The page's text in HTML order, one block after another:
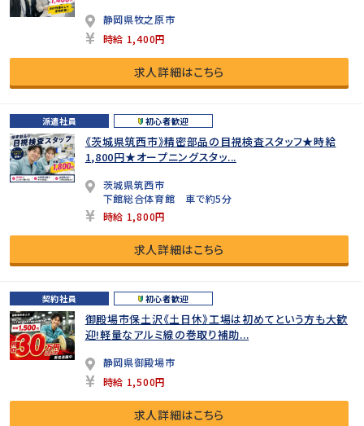
静岡県牧之原市
時給 1,400円
求人詳細はこちら
派遣社員 初心者歓迎
《茨城県筑西市》精密部品の目視検査スタッフ★時給
1,800円★オープニングスタッ...
茨城県筑西市
下館総合体育館 車で約5分
時給 1,800円
求人詳細はこちら
契約社員 初心者歓迎
御殿場市保土沢《土日休》工場は初めてという方も大歓
迎!軽量なアルミ線の巻取り補助...
静岡県御殿場市
時給 1,500円
求人詳細はこちら